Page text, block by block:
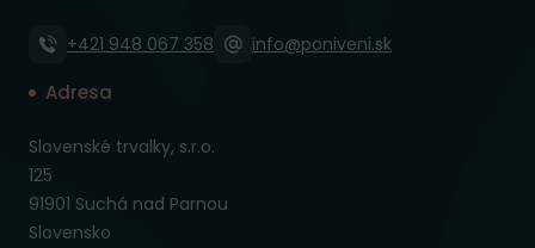
+421 948 067 358 info@poniveni.sk
Adresa
Slovenské trvalky, s.r.o.
125
91901 Suchá nad Parnou
Slovensko